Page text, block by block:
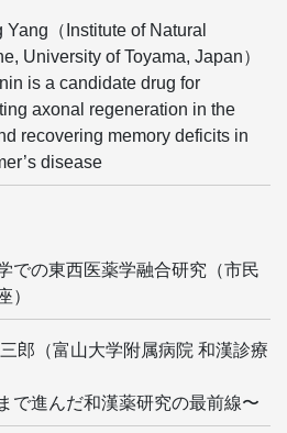
Yang（Institute of Natural
University of Toyama, Japan）
is a candidate drug for
axonal regeneration in the
recovering memory deficits in
disease
での東西医薬学融合研究（市民
）
郎（富山大学附属病院 和漢診療
で進んだ和漢薬研究の最前線〜